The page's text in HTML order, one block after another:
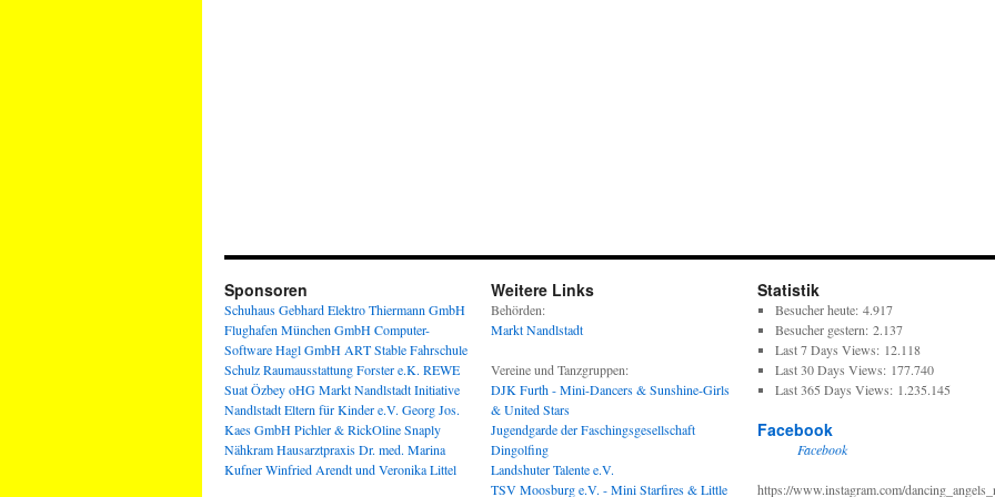
Sponsoren
Schuhaus GebhardElektro Thiermann GmbH
Flughafen München GmbHComputer-
Software Hagl GmbH ART StableFahrschule
SchulzRaumausstattung Forster e.K. REWE
Suat Özbey oHGMarkt NandlstadtInitiative
Nandlstadt Eltern für Kinder e.V. Georg Jos.
Kaes GmbHPichler & RickOlineSnaply
NähkramHausarztpraxis Dr. med. Marina
KufnerWinfried Arendt und Veronika Littel
Weitere Links
Behörden:
Markt Nandlstadt
Vereine und Tanzgruppen:
DJK Furth - Mini-Dancers & Sunshine-Girls
& United Stars
Jugendgarde der Faschingsgesellschaft
Dingolfing
Landshuter Talente e.V.
TSV Moosburg e.V. - Mini Starfires & Little
Statistik
Besucher heute: 4.917
Besucher gestern: 2.137
Last 7 Days Views: 12.118
Last 30 Days Views: 177.740
Last 365 Days Views: 1.235.145
Facebook
Facebook
https://www.instagram.com/